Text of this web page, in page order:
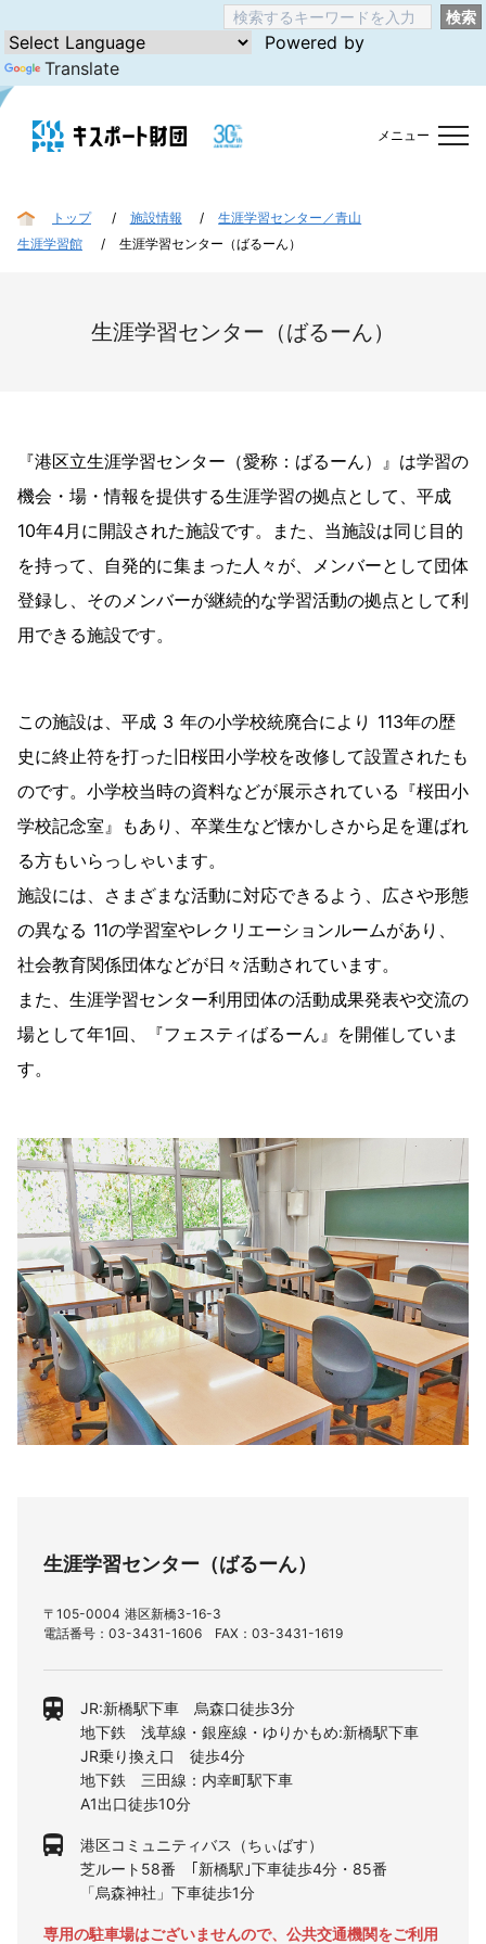
検索
Powered by
Translate
メニュー
トップ 施設情報
生涯学習センター／青山
生涯学習館
生涯学習センター（ばるーん）
生涯学習センター（ばるーん）
『港区立生涯学習センター（愛称：ばるーん）』は学習の
機会・場・情報を提供する生涯学習の拠点として、平成
10年4月に開設された施設です。また、当施設は同じ目的
を持って、自発的に集まった人々が、メンバーとして団体
登録し、そのメンバーが継続的な学習活動の拠点として利
用できる施設です。
この施設は、平成 3 年の小学校統廃合により 113年の歴
史に終止符を打った旧桜田小学校を改修して設置されたも
のです。小学校当時の資料などが展示されている『桜田小
学校記念室』もあり、卒業生など懐かしさから足を運ばれ
る方もいらっしゃいます。
施設には、さまざまな活動に対応できるよう、広さや形態
の異なる 11の学習室やレクリエーションルームがあり、
社会教育関係団体などが日々活動されています。
また、生涯学習センター利用団体の活動成果発表や交流の
場として年1回、『フェスティばるーん』を開催していま
す。
生涯学習センター（ばるーん）
〒105-0004 港区新橋3-16-3
電話番号：03-3431-1606 FAX：03-3431-1619
JR:新橋駅下車 烏森口徒歩3分
地下鉄 浅草線・銀座線・ゆりかもめ:新橋駅下車
JR乗り換え口 徒歩4分
地下鉄 三田線：内幸町駅下車
A1出口徒歩10分
港区コミュニティバス（ちぃばす）
芝ルート58番 ｢新橋駅｣下車徒歩4分・85番
「烏森神社」下車徒歩1分
専用の駐車場はございませんので、公共交通機関をご利用